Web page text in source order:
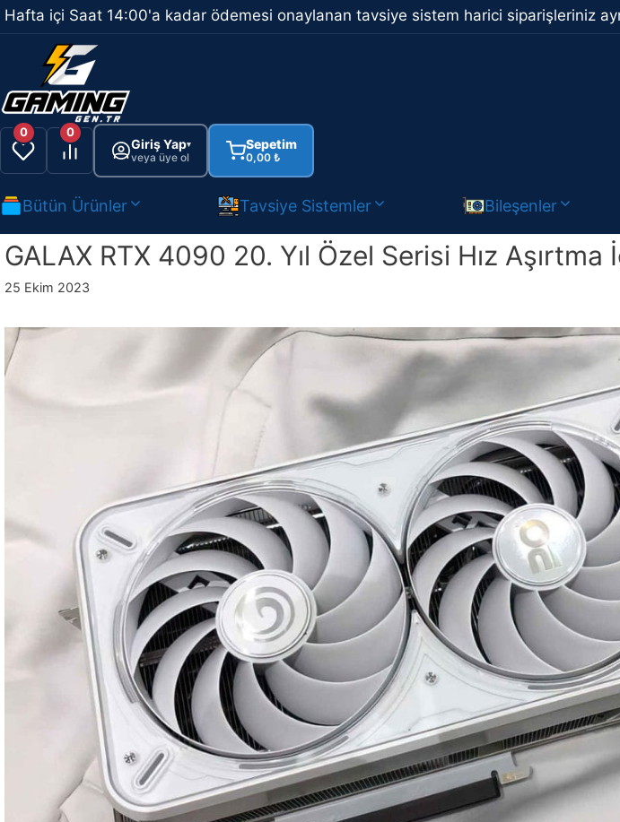
İçeriğe
atla
Hafta içi Saat 14:00'a kadar ödemesi onaylanan tavsiye sistem harici siparişleriniz
0 0
Giriş Yap▾
veya üye ol
Sepetim
0,00 ₺
Bütün Ürünler Tavsiye Sistemler Bileşenler
GALAX RTX 4090 20. Yıl Özel Serisi Hız
25 Ekim 2023